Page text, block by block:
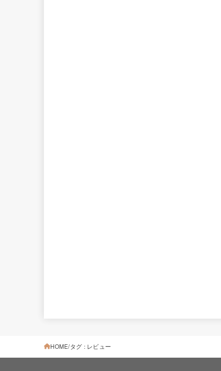
HOME タグ : レビュー